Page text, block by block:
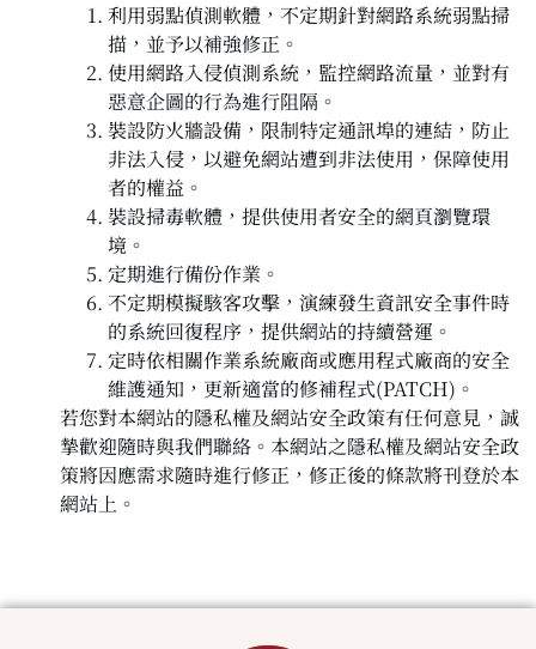
利用弱點偵測軟體，不定期針對網路系統弱點掃
描，並予以補強修正。
使用網路入侵偵測系統，監控網路流量，並對有
惡意企圖的行為進行阻隔。
裝設防火牆設備，限制特定通訊埠的連結，防止
非法入侵，以避免網站遭到非法使用，保障使用
者的權益。
裝設掃毒軟體，提供使用者安全的網頁瀏覽環
境。
定期進行備份作業。
不定期模擬駭客攻擊，演練發生資訊安全事件時
的系統回復程序，提供網站的持續營運。
定時依相關作業系統廠商或應用程式廠商的安全
維護通知，更新適當的修補程式(PATCH)。
若您對本網站的隱私權及網站安全政策有任何意見，誠
摯歡迎隨時與我們聯絡。本網站之隱私權及網站安全政
策將因應需求隨時進行修正，修正後的條款將刊登於本
網站上。